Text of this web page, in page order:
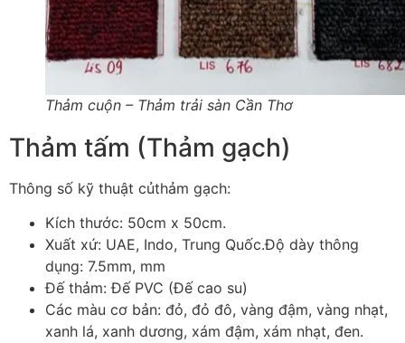
Thảm cuộn – Thảm trải sàn Cần Thơ
Thảm tấm (Thảm gạch)
Thông số kỹ thuật củthảm gạch:
Kích thước: 50cm x 50cm.
Xuất xứ: UAE, Indo, Trung Quốc.Độ dày thông
dụng: 7.5mm, mm
Đế thảm: Đế PVC (Đế cao su)
Các màu cơ bản: đỏ, đỏ đô, vàng đậm, vàng nhạt,
xanh lá, xanh dương, xám đậm, xám nhạt, đen.